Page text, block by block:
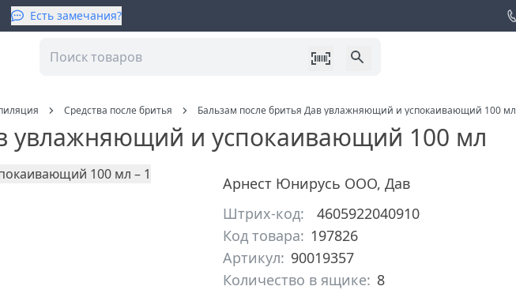
Есть замечания?
Средства после бритья Бальзам после бритья Дав увлажняющий и успокаивающий 100 мл
увлажняющий и успокаивающий 100 мл
Арнест Юнирусь ООО, Дав
Штрих-код:
4605922040910
Код товара: 197826
Артикул: 90019357
Количество в ящике: 8